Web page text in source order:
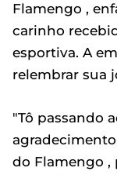
Flamengo ,
carinho
esportiva. A
relembrar sua
"Tô passando
do Flamengo ,